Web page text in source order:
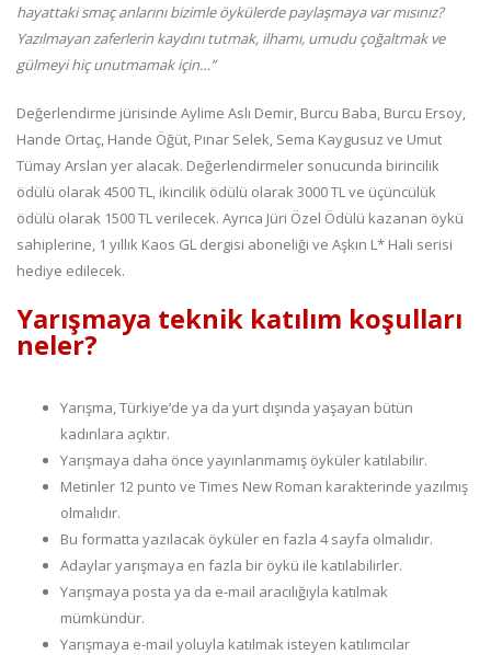
hayattaki smaç anlarını bizimle öykülerde paylaşmaya var mısınız?
Yazılmayan zaferlerin kaydını tutmak, ilhamı, umudu çoğaltmak ve
gülmeyi hiç unutmamak için…”
Değerlendirme jürisinde Aylime Aslı Demir, Burcu Baba, Burcu Ersoy,
Hande Ortaç, Hande Öğüt, Pınar Selek, Sema Kaygusuz ve Umut
Tümay Arslan yer alacak. Değerlendirmeler sonucunda birincilik
ödülü olarak 4500 TL, ikincilik ödülü olarak 3000 TL ve üçüncülük
ödülü olarak 1500 TL verilecek. Ayrıca Jüri Özel Ödülü kazanan öykü
sahiplerine, 1 yıllık Kaos GL dergisi aboneliği ve Aşkın L* Hali serisi
hediye edilecek.
Yarışmaya teknik katılım koşulları
neler?
Yarışma, Türkiye’de ya da yurt dışında yaşayan bütün
kadınlara açıktır.
Yarışmaya daha önce yayınlanmamış öyküler katılabilir.
Metinler 12 punto ve Times New Roman karakterinde yazılmış
olmalıdır.
Bu formatta yazılacak öyküler en fazla 4 sayfa olmalıdır.
Adaylar yarışmaya en fazla bir öykü ile katılabilirler.
Yarışmaya posta ya da e-mail aracılığıyla katılmak
mümkündür.
Yarışmaya e-mail yoluyla katılmak isteyen katılımcılar